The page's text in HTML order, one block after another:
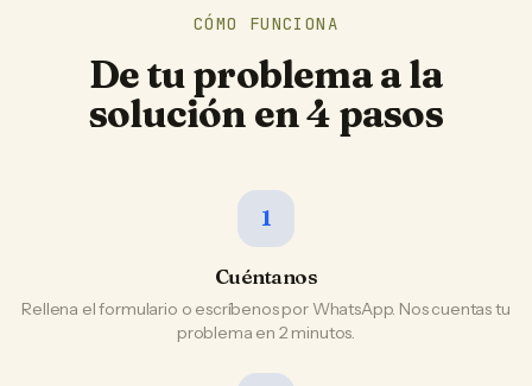
CÓMO FUNCIONA
De tu problema a la
solución en 4 pasos
1
Cuéntanos
Rellena el formulario o escríbenos por WhatsApp. Nos cuentas tu
problema en 2 minutos.